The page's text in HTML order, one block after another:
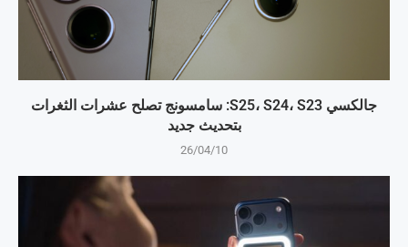
جالكسي S25، S24، S23: سامسونج تصلح عشرات الثغرات
بتحديث جديد
26/04/10